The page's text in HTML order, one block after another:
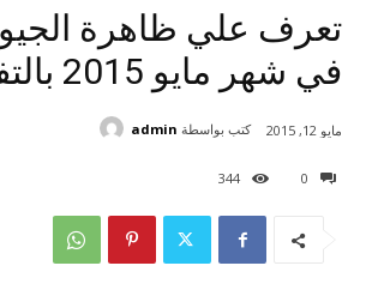
تعرف علي ظاهرة
في شهر مايو 2015 بالتفصيل
0
344
مايو 12, 2015 كتب بواسطة admin